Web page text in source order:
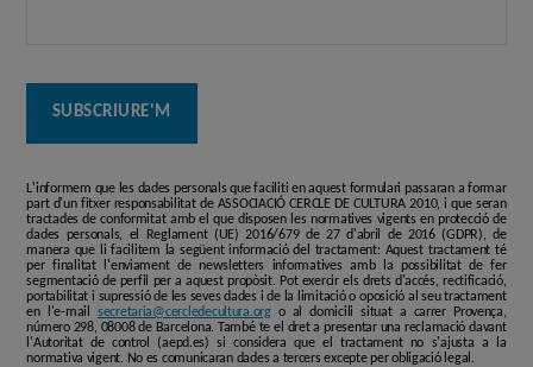
L'informem que les dades personals que faciliti en aquest formulari passaran a formar
part d'un fitxer responsabilitat de ASSOCIACIÓ CERCLE DE CULTURA 2010, i que seran
tractades de conformitat amb el que disposen les normatives vigents en protecció de
dades personals, el Reglament (UE) 2016/679 de 27 d'abril de 2016 (GDPR), de
manera que li facilitem la següent informació del tractament: Aquest tractament té
per finalitat l'enviament de newsletters informatives amb la possibilitat de fer
segmentació de perfil per a aquest propòsit. Pot exercir els drets d'accés, rectificació,
portabilitat i supressió de les seves dades i de la limitació o oposició al seu tractament
en l'e-mail secretaria@cercledecultura.orgo al domicili situat a carrer Provença,
número 298, 08008 de Barcelona. També te el dret a presentar una reclamació davant
l'Autoritat de control (aepd.es) si considera que el tractament no s'ajusta a la
normativa vigent. No es comunicaran dades a tercers excepte per obligació legal.